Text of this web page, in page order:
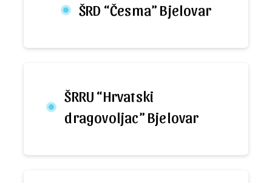
ŠRD “Česma” Bjelovar
ŠRRU “Hrvatski
dragovoljac” Bjelovar